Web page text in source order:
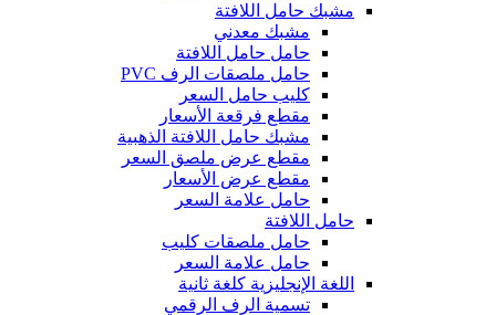
مشبك حامل اللافتة
مشبك معدني
حامل حامل اللافتة
حامل ملصقات الرف PVC
كليب حامل السعر
مقطع فرقعة الأسعار
مشبك حامل اللافتة الذهبية
مقطع عرض ملصق السعر
مقطع عرض الأسعار
حامل علامة السعر
حامل اللافتة
حامل ملصقات كليب
حامل علامة السعر
اللغة الإنجليزية كلغة ثانية
تسمية الرف الرقمي